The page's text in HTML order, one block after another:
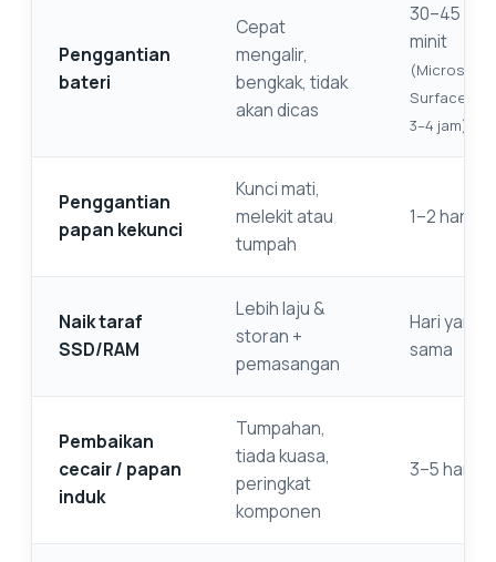
Penggantian
bateri
Cepat
mengalir,
bengkak, tidak
akan dicas
30–45
minit
(Microsoft
Surface:
3–4 jam)
Penggantian
papan kekunci
Kunci mati,
melekit atau
tumpah
1–2 hari
Naik taraf
SSD/RAM
Lebih laju &
storan +
pemasangan
Hari yang
sama
Pembaikan
cecair / papan
induk
Tumpahan,
tiada kuasa,
peringkat
komponen
3–5 hari